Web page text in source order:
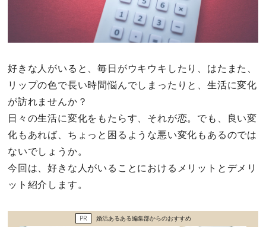
ファッション・美容
グルメ
趣味・旅行
好きな人がいると、毎日がウキウキしたり、はたまた、
リップの色で長い時間悩んでしまったりと、生活に変化
が訪れませんか？
日々の生活に変化をもたらす、それが恋。でも、良い変
化もあれば、ちょっと困るような悪い変化もあるのでは
ないでしょうか。
今回は、好きな人がいることにおけるメリットとデメリ
ット紹介します。
PR 婚活あるある編集部からのおすすめ